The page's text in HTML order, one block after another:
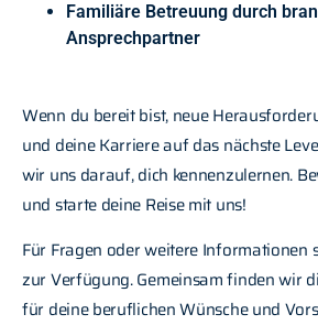
Familiäre Betreuung durch
Ansprechpartner
Wenn du bereit bist, neue
und deine Karriere auf das nächste
wir uns darauf, dich kennenzulernen.
und starte deine Reise mit uns!
Für Fragen oder weitere Informationen
zur Verfügung. Gemeinsam finden wir
für deine beruflichen Wünsche und